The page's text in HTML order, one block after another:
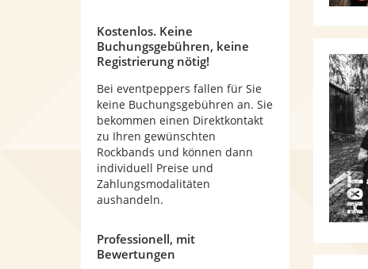
Kostenlos. Keine
Buchungsgebühren, keine
Registrierung nötig!
Bei eventpeppers fallen für Sie
keine Buchungsgebühren an. Sie
bekommen einen Direktkontakt
zu Ihren gewünschten
Rockbands und können dann
individuell Preise und
Zahlungsmodalitäten
aushandeln.
Professionell, mit
Bewertungen